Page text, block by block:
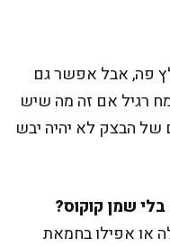
פה, אבל אפשר גם
רגיל אם זה מה שיש
הבצק לא יהיה יבש
או אפילו בחמאת